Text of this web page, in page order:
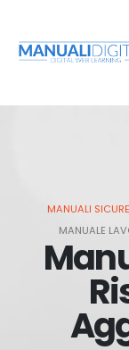
MANUALI
MANUALE